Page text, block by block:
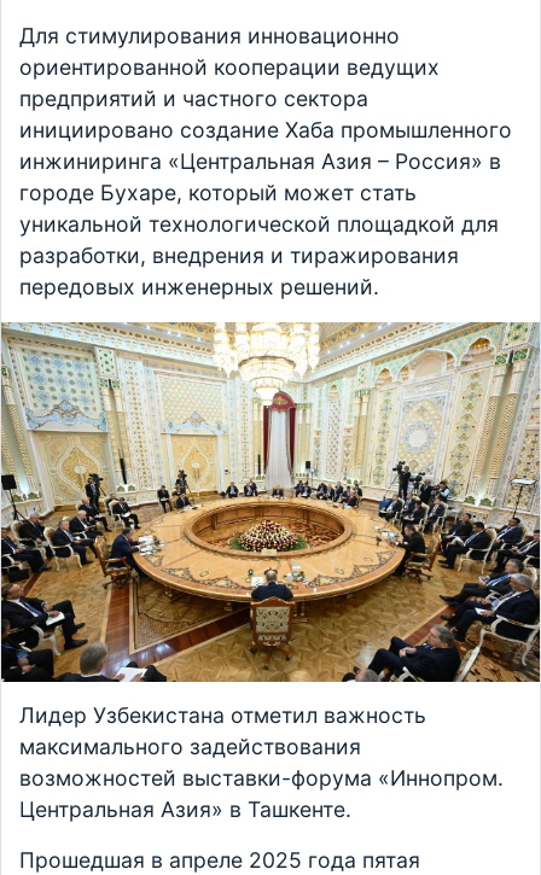
Для стимулирования инновационно
ориентированной кооперации ведущих
предприятий и частного сектора
инициировано создание Хаба промышленного
инжиниринга «Центральная Азия – Россия» в
городе Бухаре, который может стать
уникальной технологической площадкой для
разработки, внедрения и тиражирования
передовых инженерных решений.
Лидер Узбекистана отметил важность
максимального задействования
возможностей выставки-форума «Иннопром.
Центральная Азия» в Ташкенте.
Прошедшая в апреле 2025 года пятая